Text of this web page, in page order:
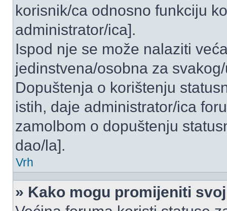
korisnik/ca odnosno funkciju
administrator/ica].
Ispod nje se može nalaziti
jedinstvena/osobna za
Dopuštenja o korištenju
istih, daje administrator/ica
zamolbom o dopuštenju
dao/la].
Vrh
» Kako mogu promijeniti